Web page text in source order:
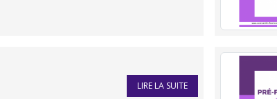
LIRE LA SUITE